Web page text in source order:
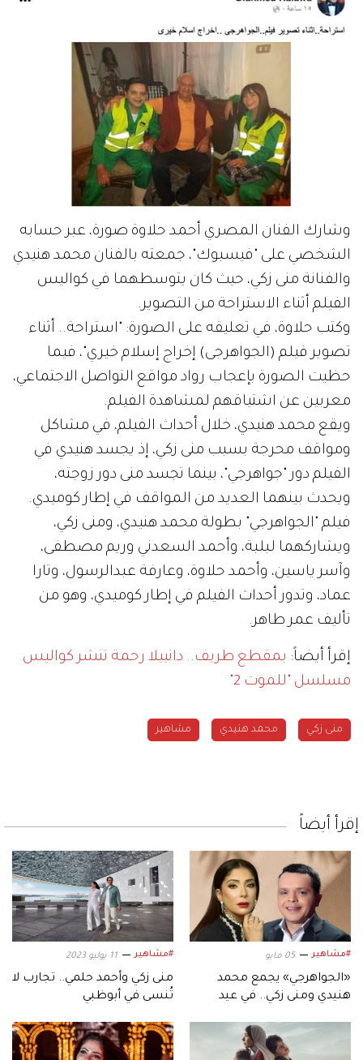
وشارك الفنان المصري أحمد حلاوة صورة، عبر حسابه
الشخصي على "فيسبوك"، جمعته بالفنان محمد هنيدي
والفنانة منى زكي، حيث كان يتوسطهما في كواليس
الفيلم أثناء الاستراحة من التصوير.
وكتب حلاوة، في تعليقه على الصورة: "استراحة.. أثناء
تصوير فيلم (الجواهرجى) إخراج إسلام خيري"، فيما
حظيت الصورة بإعجاب رواد مواقع التواصل الاجتماعي،
معربين عن اشتياقهم لمشاهدة الفيلم.
ويقع محمد هنيدي، خلال أحداث الفيلم، في مشاكل
ومواقف محرجة بسبب منى زكي، إذ يجسد هنيدي في
الفيلم دور "جواهرجي"، بينما تجسد منى دور زوجته،
ويحدث بينهما العديد من المواقف في إطار كوميدي.
فيلم "الجواهرجي" بطولة محمد هنيدي، ومنى زكي،
ويشاركهما لبلبة، وأحمد السعدني وريم مصطفى،
وآسر ياسين، وأحمد حلاوة، وعارفة عبدالرسول، وتارا
عماد، وتدور أحداث الفيلم في إطار كوميدي، وهو من
تأليف عمر طاهر.
إقرأ أيضاً: بمقطع طريف.. دانييلا رحمة تنشر كواليس
مسلسل "للموت 2"
منى زكي محمد هنيدي مشاهير
إقرأ أيضاً
#مشاهير 05 مايو
«الجواهرجي» يجمع محمد
هنيدي ومنى زكي.. في عيد
#مشاهير 11 يوليو 2023
منى زكي وأحمد حلمي.. تجارب لا
تُنسى في أبوظبي